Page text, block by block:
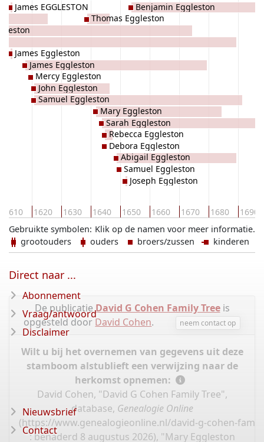
1610 1620 1630 1640 1650 1660 1670 1680 1690
James EGGLESTON
James Eggleston
James Eggleston
Mercy Eggleston
John Eggleston
Samuel Eggleston
Thomas Eggleston
Mary Eggleston
Sarah Eggleston
Rebecca Eggleston
Debora Eggleston
Abigail Eggleston
Samuel Eggleston
Joseph Eggleston
Benjamin Eggleston
Klik op de namen voor meer informatie.
Gebruikte symbolen:
grootouders
ouders broers/zussen kinderen
De publicatieDavid G Cohen Family Treeis
opgesteld door David Cohen. neem contact op
Wilt u bij het overnemen van gegevens uit deze
stamboom alstublieft een verwijzing naar de
herkomst opnemen:
David Cohen, "David G Cohen Family Tree",
database, Genealogie Online
(https://www.genealogieonline.nl/david-g-cohen-
: benaderd 8 augustus 2026), "Mary Eggleston
Direct naar ...
Abonnement
Vraag/antwoord
Disclaimer
Nieuwsbrief
Contact